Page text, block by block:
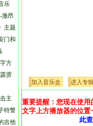
乐
激昂
主题
门和
方
雳
主
特警
吉他
加入音乐盒 进入专
重要提醒：您现在使
文字上方播放器的位
此